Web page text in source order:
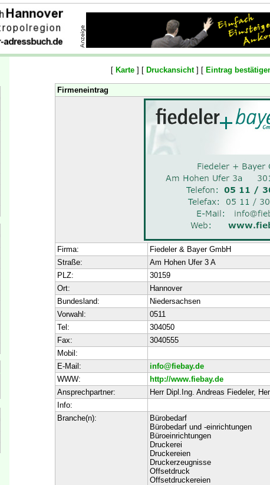
[ Karte ] [ Druckansicht] [ Eintrag
Firmeneintrag
Firma:
Fiedeler & Bayer GmbH
Straße:
Am Hohen Ufer 3 A
PLZ:
30159
Ort:
Hannover
Bundesland:
Niedersachsen
Vorwahl:
0511
Tel:
304050
Fax:
3040555
Mobil:
E-Mail:
info@fiebay.de
WWW:
http://www.fiebay.de
Ansprechpartner:
Herr Dipl.Ing. Andreas Fiedeler,
Info:
Branche(n):
Bürobedarf
Bürobedarf und -einrichtungen
Büroeinrichtungen
Druckerei
Druckereien
Druckerzeugnisse
Offsetdruck
Offsetdruckereien